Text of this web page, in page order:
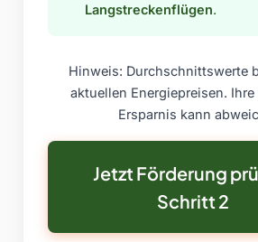
Langstreckenflügen.
Hinweis: Durchschnittswerte
aktuellen Energiepreisen.
Ersparnis kann
Jetzt Förderung
Schritt 2